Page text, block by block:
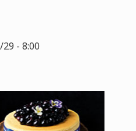
- 8:00